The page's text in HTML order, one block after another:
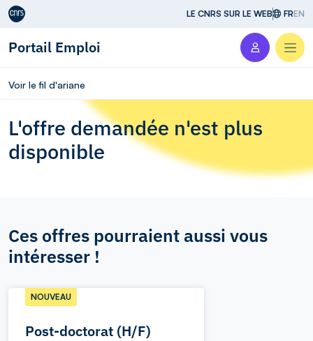
Aller au contenu LE CNRS SUR LE WEB FREN
Portail Emploi
Voir le fil d'ariane
L'offre demandée n'est plus
disponible
Ces offres pourraient aussi vous
intéresser !
Post-doctorat (H/F)
NOUVEAU